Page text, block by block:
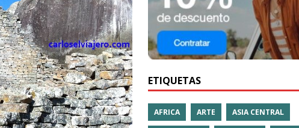
ETIQUETAS
AFRICA ARTE ASIA CENTRAL